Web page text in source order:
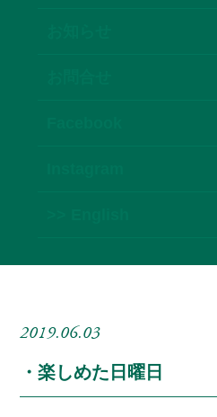
2019.06.03
・楽しめた日曜日